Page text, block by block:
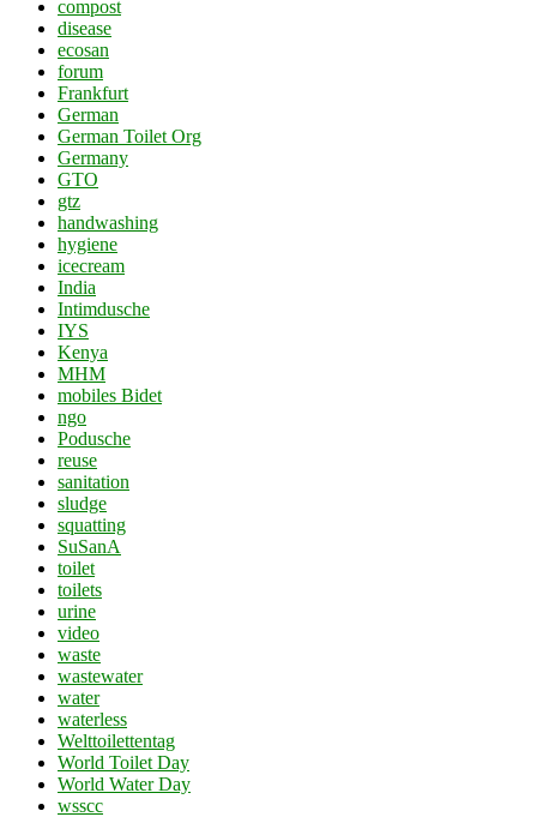
compost
disease
ecosan
forum
Frankfurt
German
German Toilet Org
Germany
GTO
gtz
handwashing
hygiene
icecream
India
Intimdusche
IYS
Kenya
MHM
mobiles Bidet
ngo
Podusche
reuse
sanitation
sludge
squatting
SuSanA
toilet
toilets
urine
video
waste
wastewater
water
waterless
Welttoilettentag
World Toilet Day
World Water Day
wsscc